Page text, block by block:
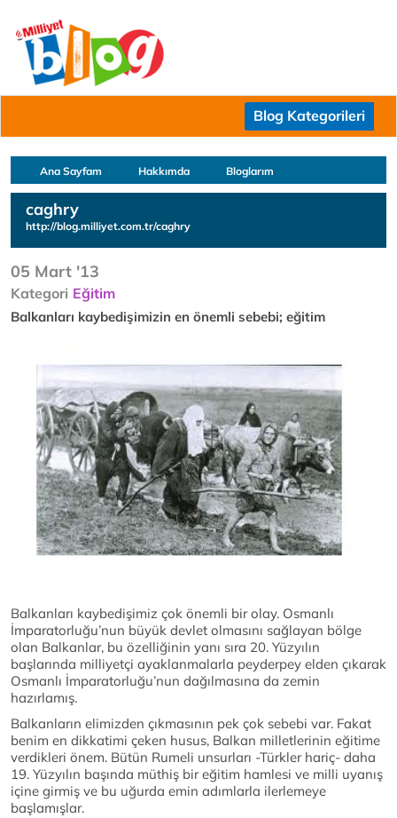
Blog Kategorileri
Ana Sayfam Hakkımda Bloglarım
caghry
http://blog.milliyet.com.tr/caghry
05 Mart '13
Kategori Eğitim
Balkanları kaybedişimizin en önemli sebebi; eğitim
Balkanları kaybedişimiz çok önemli bir olay. Osmanlı
İmparatorluğu’nun büyük devlet olmasını sağlayan bölge
olan Balkanlar, bu özelliğinin yanı sıra 20. Yüzyılın
başlarında milliyetçi ayaklanmalarla peyderpey elden çıkarak
Osmanlı İmparatorluğu’nun dağılmasına da zemin
hazırlamış.
Balkanların elimizden çıkmasının pek çok sebebi var. Fakat
benim en dikkatimi çeken husus, Balkan milletlerinin eğitime
verdikleri önem. Bütün Rumeli unsurları -Türkler hariç- daha
19. Yüzyılın başında müthiş bir eğitim hamlesi ve milli uyanış
içine girmiş ve bu uğurda emin adımlarla ilerlemeye
başlamışlar.